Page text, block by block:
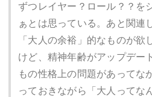
ずつレイヤー？ロール？？を
ぁとは思っている。あと関連
「大人の余裕」的なものが欲
けど、精神年齢がアップデー
もの性格上の問題があってな
っておきながら「大人ってな